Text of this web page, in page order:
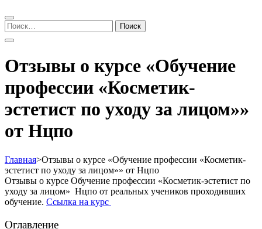
Найти:
Отзывы о курсе «Обучение
профессии «Косметик-
эстетист по уходу за лицом»»
от Нцпо
Главная>Отзывы о курсе «Обучение профессии «Косметик-
эстетист по уходу за лицом»» от Нцпо
Отзывы о курсе Обучение профессии «Косметик-эстетист по
уходу за лицом» Нцпо от реальных учеников проходивших
обучение. Ссылка на курс
Оглавление